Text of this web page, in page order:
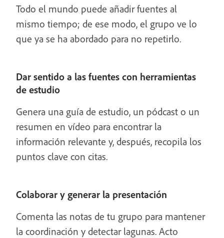
Todo el mundo puede añadir fuentes al
mismo tiempo; de ese modo, el grupo ve lo
que ya se ha abordado para no repetirlo.
Dar sentido a las fuentes con herramientas
de estudio
Genera una guía de estudio, un pódcast o un
resumen en vídeo para encontrar la
información relevante y, después, recopila los
puntos clave con citas.
Colaborar y generar la presentación
Comenta las notas de tu grupo para mantener
la coordinación y detectar lagunas. Acto